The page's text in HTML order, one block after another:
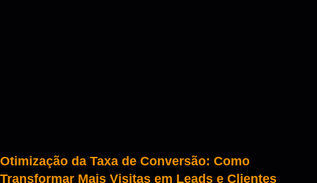
Otimização da Taxa de Conversão: Como
Transformar Mais Visitas em Leads e Clientes